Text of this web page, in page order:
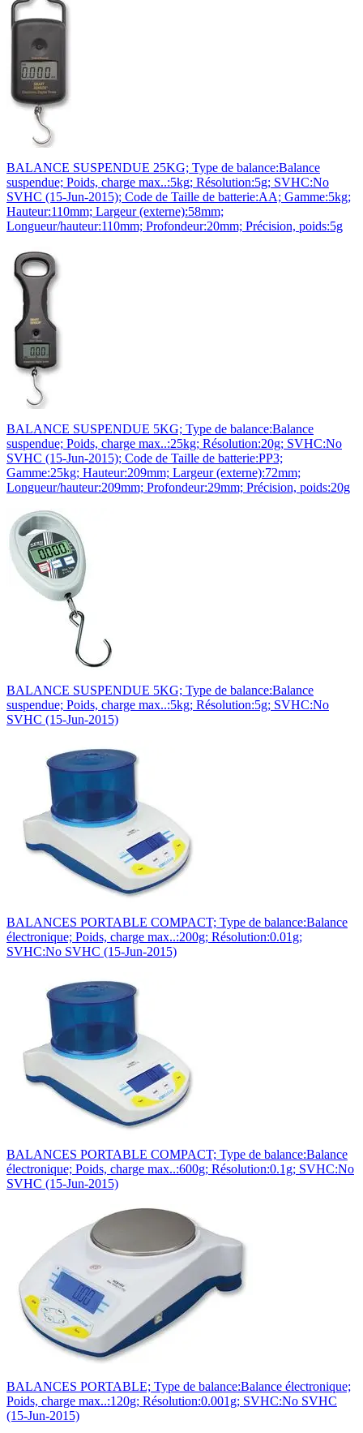
BALANCE SUSPENDUE 25KG; Type de balance:Balance
suspendue; Poids, charge max..:5kg; Résolution:5g; SVHC:No
SVHC (15-Jun-2015); Code de Taille de batterie:AA; Gamme:5kg;
Hauteur:110mm; Largeur (externe):58mm;
Longueur/hauteur:110mm; Profondeur:20mm; Précision, poids:5g
BALANCE SUSPENDUE 5KG; Type de balance:Balance
suspendue; Poids, charge max..:25kg; Résolution:20g; SVHC:No
SVHC (15-Jun-2015); Code de Taille de batterie:PP3;
Gamme:25kg; Hauteur:209mm; Largeur (externe):72mm;
Longueur/hauteur:209mm; Profondeur:29mm; Précision, poids:20g
BALANCE SUSPENDUE 5KG; Type de balance:Balance
suspendue; Poids, charge max..:5kg; Résolution:5g; SVHC:No
SVHC (15-Jun-2015)
BALANCES PORTABLE COMPACT; Type de balance:Balance
électronique; Poids, charge max..:200g; Résolution:0.01g;
SVHC:No SVHC (15-Jun-2015)
BALANCES PORTABLE COMPACT; Type de balance:Balance
électronique; Poids, charge max..:600g; Résolution:0.1g; SVHC:No
SVHC (15-Jun-2015)
BALANCES PORTABLE; Type de balance:Balance électronique;
Poids, charge max..:120g; Résolution:0.001g; SVHC:No SVHC
(15-Jun-2015)